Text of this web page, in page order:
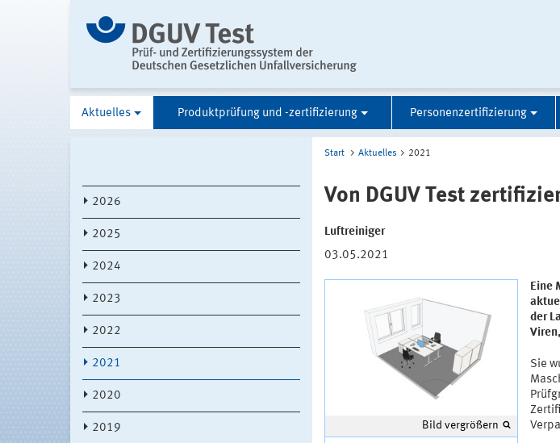
Aktuelles Produktprüfung und -zertifizierung Personenzertifizierung
2026
2025
2024
2023
2022
2021
2020
2019
Start Aktuelles 2021
Von DGUV Test
Luftreiniger
03.05.2021
Bild vergrößern
Eine
der
Sie